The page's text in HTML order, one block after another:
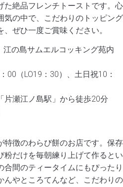
た絶品フレンチトーストです。心
気の中で、こだわりのトッピング
ぜひ一度ご賞味ください。
の島サムエルコッキング苑内
（LO19：30）、土日祝10：
瀬江ノ島駅」から徒歩20分
特徴のわらび餅のお店です。保存
粉だけを毎朝練り上げて作るとい
合間のティータイムにもぴったり
んやところてんなど、こだわりの